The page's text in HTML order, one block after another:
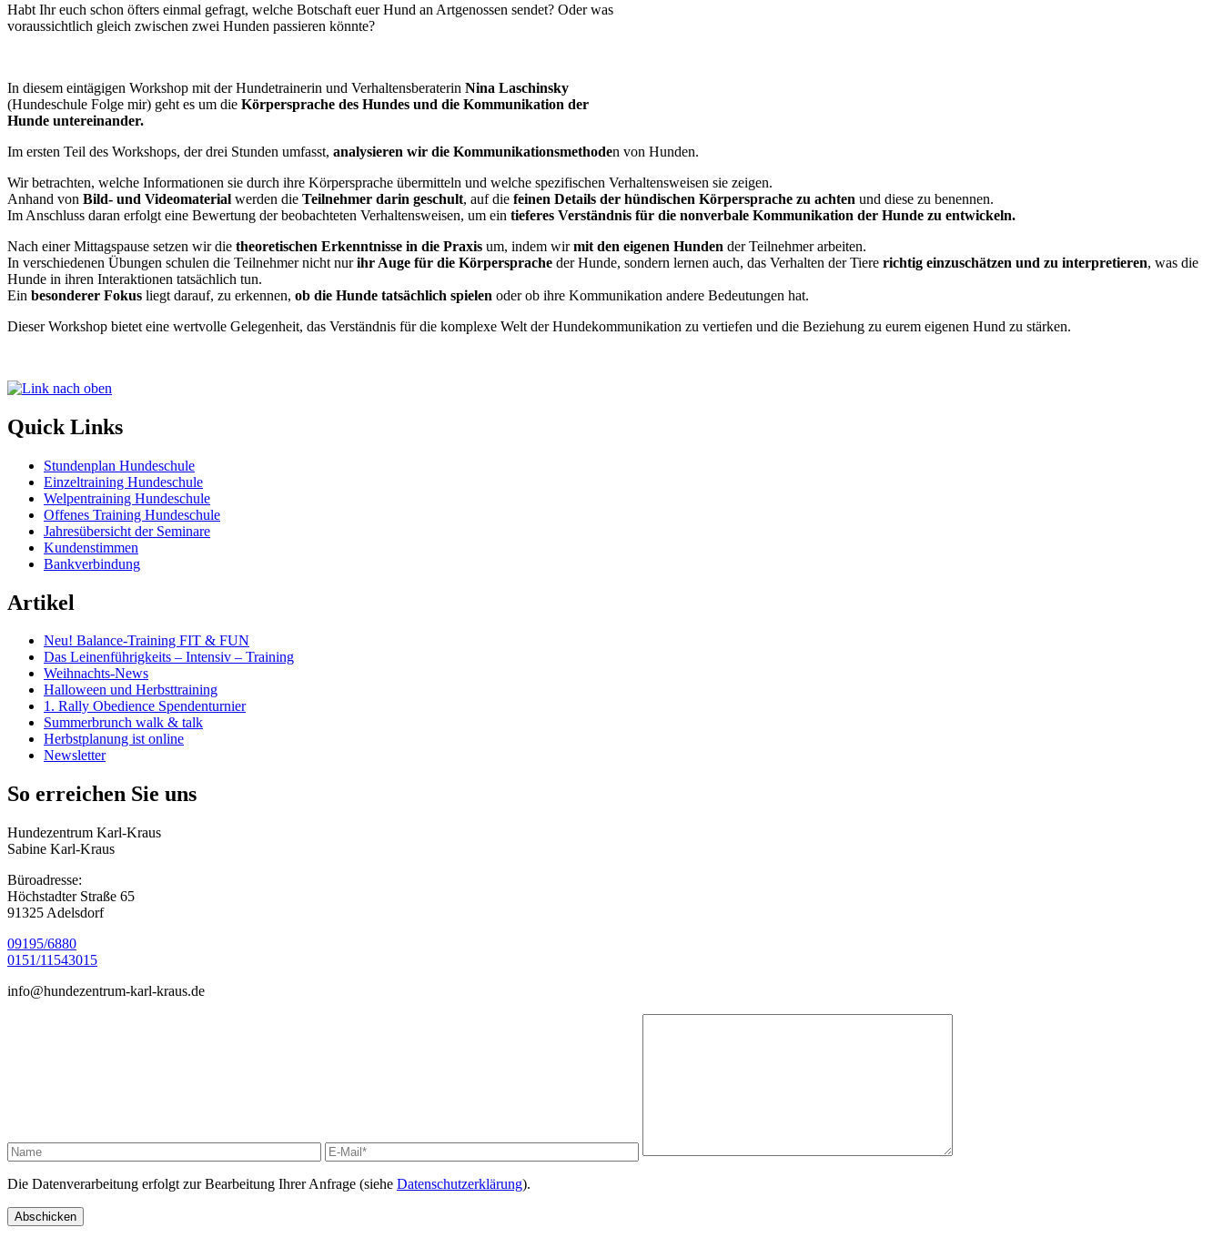
Habt Ihr euch schon öfters einmal gefragt, welche Botschaft euer Hund an Artgenossen sendet? Oder was
voraussichtlich gleich zwischen zwei Hunden passieren könnte?
In diesem eintägigen Workshop mit der Hundetrainerin und Verhaltensberaterin Nina Laschinsky
(Hundeschule Folge mir) geht es um die Körpersprache des Hundes und die Kommunikation der
Hunde untereinander.
Im ersten Teil des Workshops, der drei Stunden umfasst, analysieren wir die Kommunikationsmethoden von Hunden.
Wir betrachten, welche Informationen sie durch ihre Körpersprache übermitteln und welche spezifischen Verhaltensweisen sie zeigen.
Anhand von Bild- und Videomaterial werden die Teilnehmer darin geschult, auf die feinen Details der hündischen Körpersprache zu achten und diese zu benennen.
Im Anschluss daran erfolgt eine Bewertung der beobachteten Verhaltensweisen, um ein tieferes Verständnis für die nonverbale Kommunikation der Hunde zu entwickeln.
Nach einer Mittagspause setzen wir die theoretischen Erkenntnisse in die Praxis um, indem wirmit den eigenen Hunden der Teilnehmer arbeiten.
In verschiedenen Übungen schulen die Teilnehmer nicht nurihr Auge für die Körpersprache der Hunde, sondern lernen auch, das Verhalten der Tiere richtig einzuschätzen und zu interpretieren, was die
Hunde in ihren Interaktionen tatsächlich tun.
Ein besonderer Fokus liegt darauf, zu erkennen, ob die Hunde tatsächlich spielen oder ob ihre Kommunikation andere Bedeutungen hat.
Dieser Workshop bietet eine wertvolle Gelegenheit, das Verständnis für die komplexe Welt der Hundekommunikation zu vertiefen und die Beziehung zu eurem eigenen Hund zu stärken.
Quick Links
Stundenplan Hundeschule
Einzeltraining Hundeschule
Welpentraining Hundeschule
Offenes Training Hundeschule
Jahresübersicht der Seminare
Kundenstimmen
Bankverbindung
Artikel
Neu! Balance-Training FIT & FUN
Das Leinenführigkeits – Intensiv – Training
Weihnachts-News
Halloween und Herbsttraining
1. Rally Obedience Spendenturnier
Summerbrunch walk & talk
Herbstplanung ist online
Newsletter
So erreichen Sie uns
Hundezentrum Karl-Kraus
Sabine Karl-Kraus
Büroadresse:
Höchstadter Straße 65
91325 Adelsdorf
09195/6880
0151/11543015
info@hundezentrum-karl-kraus.de
Die Datenverarbeitung erfolgt zur Bearbeitung Ihrer Anfrage (siehe Datenschutzerklärung).